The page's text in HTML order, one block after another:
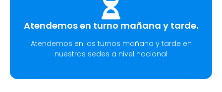
Atendemos en turno mañana y tarde.
Atendemos en los turnos mañana y tarde en
nuestras sedes a nivel nacional